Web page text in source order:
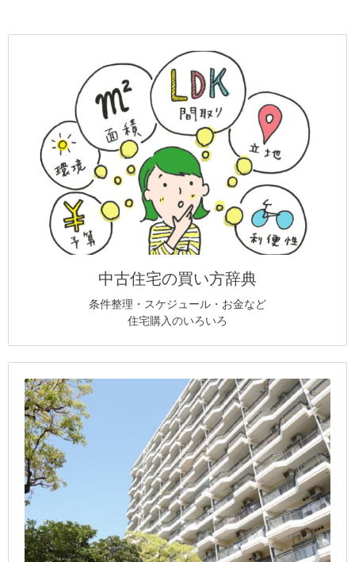
中古住宅の買い方辞典
条件整理・スケジュール・お金など
住宅購入のいろいろ